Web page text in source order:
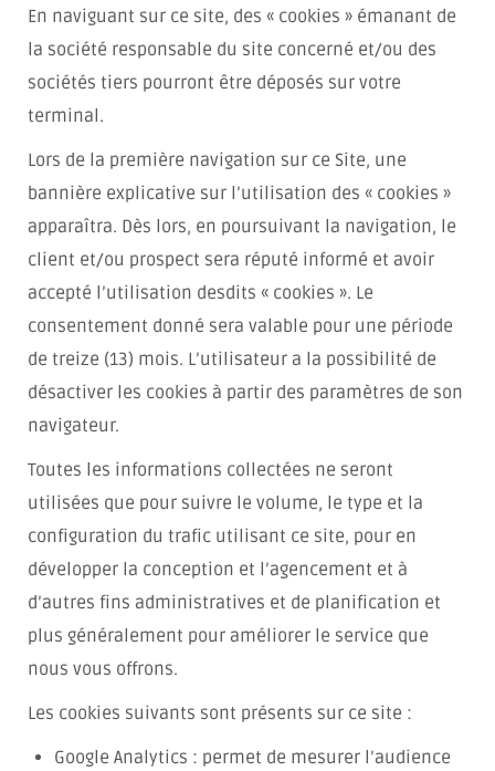
En naviguant sur ce site, des « cookies » émanant de
la société responsable du site concerné et/ou des
sociétés tiers pourront être déposés sur votre
terminal.
Lors de la première navigation sur ce Site, une
bannière explicative sur l’utilisation des « cookies »
apparaîtra. Dès lors, en poursuivant la navigation, le
client et/ou prospect sera réputé informé et avoir
accepté l’utilisation desdits « cookies ». Le
consentement donné sera valable pour une période
de treize (13) mois. L’utilisateur a la possibilité de
désactiver les cookies à partir des paramètres de son
navigateur.
Toutes les informations collectées ne seront
utilisées que pour suivre le volume, le type et la
configuration du trafic utilisant ce site, pour en
développer la conception et l’agencement et à
d’autres fins administratives et de planification et
plus généralement pour améliorer le service que
nous vous offrons.
Les cookies suivants sont présents sur ce site :
Google Analytics : permet de mesurer l’audience